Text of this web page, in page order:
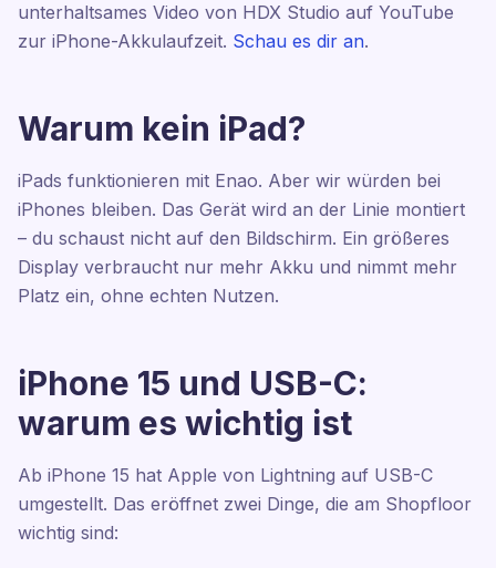
unterhaltsames Video von HDX Studio auf YouTube
zur iPhone-Akkulaufzeit. Schau es dir an.
Warum kein iPad?
iPads funktionieren mit Enao. Aber wir würden bei
iPhones bleiben. Das Gerät wird an der Linie montiert
– du schaust nicht auf den Bildschirm. Ein größeres
Display verbraucht nur mehr Akku und nimmt mehr
Platz ein, ohne echten Nutzen.
iPhone 15 und USB-C:
warum es wichtig ist
Ab iPhone 15 hat Apple von Lightning auf USB-C
umgestellt. Das eröffnet zwei Dinge, die am Shopfloor
wichtig sind: